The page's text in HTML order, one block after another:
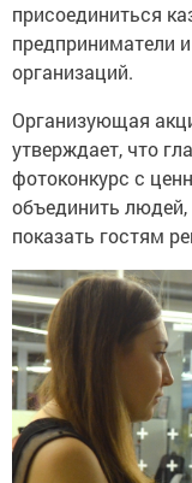
присоединиться
предприниматели
организаций.
Организующая
утверждает, что
фотоконкурс с
объединить людей,
показать гостям